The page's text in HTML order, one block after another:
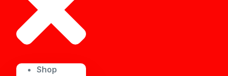
Shop